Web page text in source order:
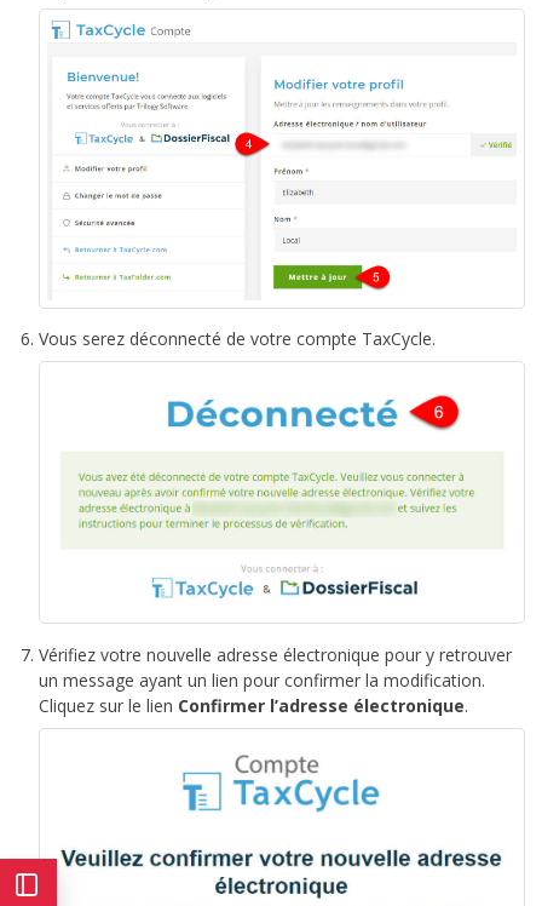
Vous serez déconnecté de votre compte TaxCycle.
Vérifiez votre nouvelle adresse électronique pour y retrouver
un message ayant un lien pour confirmer la modification.
Cliquez sur le lien Confirmer l’adresse électronique.